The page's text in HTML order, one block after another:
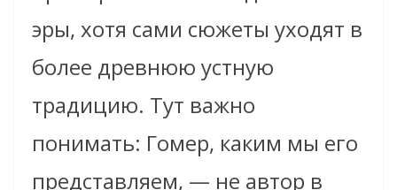
эры, хотя сами сюжеты уходят в
более древнюю устную
традицию. Тут важно
понимать: Гомер, каким мы его
представляем, — не автор в